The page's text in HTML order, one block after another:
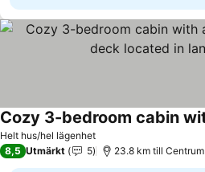
Helt hus/hel lägenhet
8,5 Utmärkt 5 23.8 km till Centrum